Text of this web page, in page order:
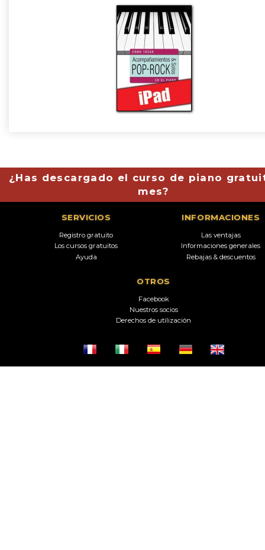
¿Has descargado el curso de piano
mes?
SERVICIOS
Registro gratuito
Los cursos gratuitos
Ayuda
INFORMACIONES
Las ventajas
Informaciones generales
Rebajas & descuentos
OTROS
Facebook
Nuestros socios
Derechos de utilización